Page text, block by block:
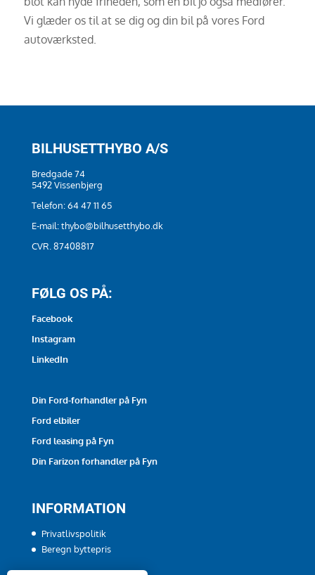
Vi glæder os til at se dig og din bil på vores Ford
autoværksted.
BILHUSETTHYBO A/S
Bredgade 74
5492 Vissenbjerg
Telefon:64 47 11 65
E-mail:thybo@bilhusetthybo.dk
CVR. 87408817
FØLG OS PÅ:
Facebook
Instagram
LinkedIn
Din Ford-forhandler på Fyn
Ford elbiler
Ford leasing på Fyn
Din Farizon forhandler på Fyn
INFORMATION
Privatlivspolitik
Beregn byttepris